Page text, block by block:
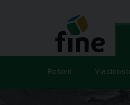
Řešení Vlastnosti